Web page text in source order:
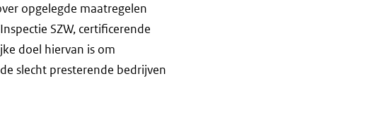
opgelegde maatregelen
SZW, certificerende
doel hiervan is om
slecht presterende bedrijven